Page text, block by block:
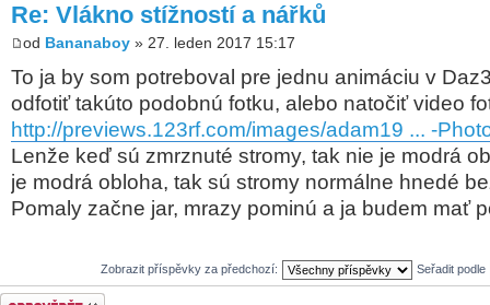
Re: Vlákno stížností a nářků
od Bananaboy » 27. leden 2017 15:17
To ja by som potreboval pre jednu animáciu v
odfotiť takúto podobnú fotku, alebo natočiť video
http://previews.123rf.com/images/adam19 ... -
Lenže keď sú zmrznuté stromy, tak nie je modrá
je modrá obloha, tak sú stromy normálne hnedé
Pomaly začne jar, mrazy pominú a ja budem mať
Zobrazit příspěvky za předchozí: Seřadit podle
Odeslat odpověď